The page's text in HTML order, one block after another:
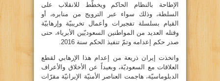
الإطاحة بالنظام الحاكم ويخطّط للانقلاب على
السلطة، وذلك سواء عبر الترويج من منابره، أو
القيام بسلسلة تفجيرات وأعمال تخريبيّة وإرهابيّة
وقتله العديد من المواطنين السعوديّين الأبرياء، حتى
صدر حكم إعدامه وتمّ تنفيذ الحكم سنة 2016.
واتخذت إيران ذريعة من إعدام هذا الإرهابي لقطع
العلاقات مع السعوديّة، وبعيداً عن الأخلاق والأعراف
الدبلوماسيّة، هاجمت العناصر الأمنيّة الإيرانيّة مقرّات